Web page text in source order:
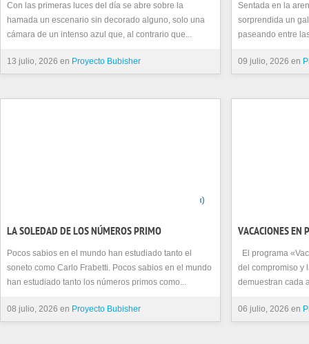
Con las primeras luces del día se abre sobre la
hamada un escenario sin decorado alguno, solo una
cámara de un intenso azul que, al contrario que...
13 julio, 2026 en Proyecto Bubisher
Sentada en la
sorprendida un
paseando entre
09 julio, 2026 en
0
LA SOLEDAD DE LOS NÚMEROS PRIMO
Pocos sabios en el mundo han estudiado tanto el
soneto como Carlo Frabetti. Pocos sabios en el mundo
han estudiado tanto los números primos como...
08 julio, 2026 en Proyecto Bubisher
VACACIONES EN
El programa
del compromiso y
demuestran cada
06 julio, 2026 en